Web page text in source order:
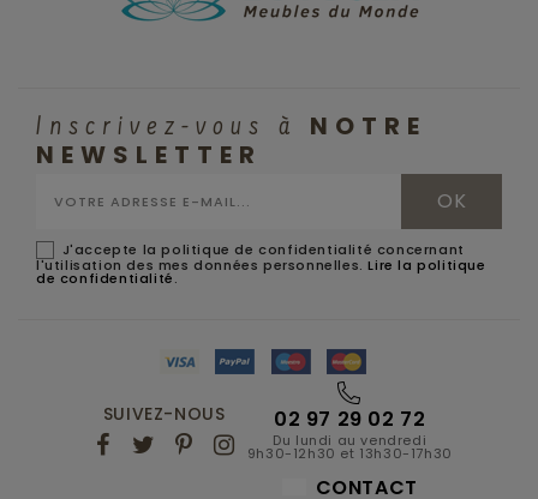
Inscrivez-vous à
NOTRE
NEWSLETTER
J'accepte la politique de confidentialité concernant
l'utilisation des mes données personnelles.Lire la politique
de confidentialité.
SUIVEZ-NOUS 02 97 29 02 72
Du lundi au vendredi
9h30-12h30 et 13h30-17h30
CONTACT